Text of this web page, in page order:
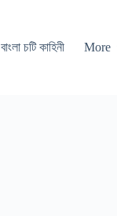
বাংলা চটি কাহিনী More